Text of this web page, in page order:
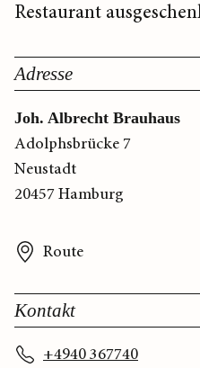
Restaurant
Adresse
Joh. Albrecht Brauhaus
Adolphsbrücke 7
Neustadt
20457 Hamburg
Route
Kontakt
+4940 367740